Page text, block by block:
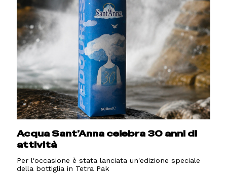
Acqua Sant’Anna celebra 30 anni di
attività
Per l'occasione è stata lanciata un'edizione speciale
della bottiglia in Tetra Pak